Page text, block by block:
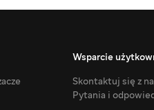
Wsparcie
Skontaktuj się z
Pytania i